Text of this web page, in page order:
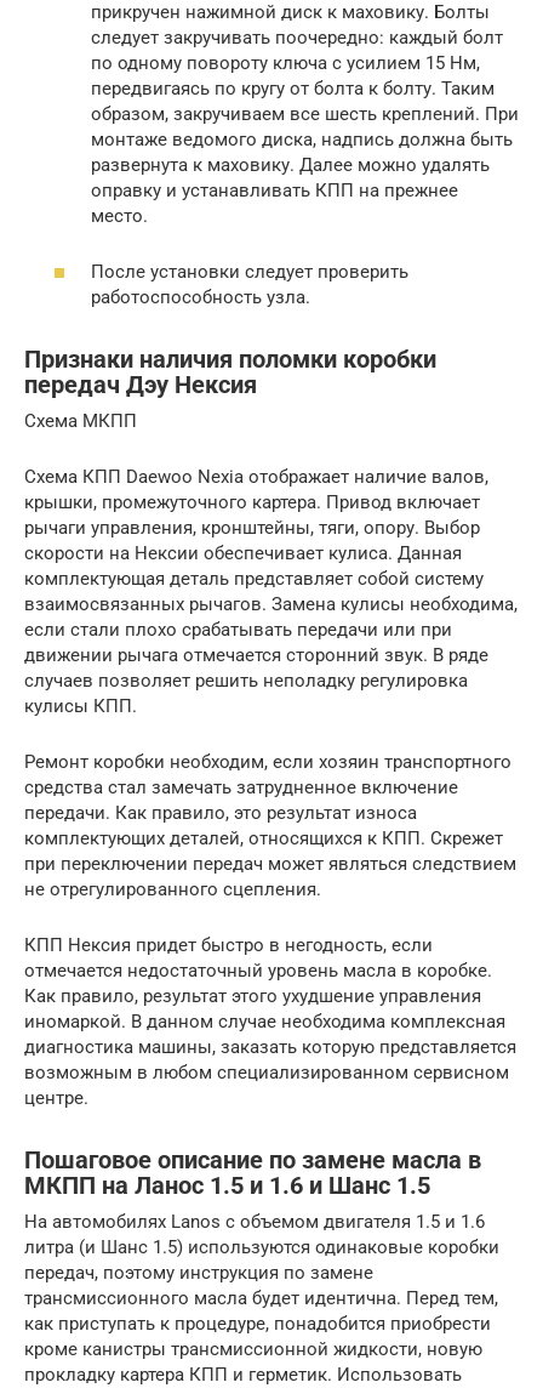
прикручен нажимной диск к маховику. Болты
следует закручивать поочередно: каждый болт
по одному повороту ключа с усилием 15 Нм,
передвигаясь по кругу от болта к болту. Таким
образом, закручиваем все шесть креплений. При
монтаже ведомого диска, надпись должна быть
развернута к маховику. Далее можно удалять
оправку и устанавливать КПП на прежнее
место.
После установки следует проверить
работоспособность узла.
Признаки наличия поломки коробки
передач Дэу Нексия
Схема МКПП
Схема КПП Daewoo Nexia отображает наличие валов,
крышки, промежуточного картера. Привод включает
рычаги управления, кронштейны, тяги, опору. Выбор
скорости на Нексии обеспечивает кулиса. Данная
комплектующая деталь представляет собой систему
взаимосвязанных рычагов. Замена кулисы необходима,
если стали плохо срабатывать передачи или при
движении рычага отмечается сторонний звук. В ряде
случаев позволяет решить неполадку регулировка
кулисы КПП.
Ремонт коробки необходим, если хозяин транспортного
средства стал замечать затрудненное включение
передачи. Как правило, это результат износа
комплектующих деталей, относящихся к КПП. Скрежет
при переключении передач может являться следствием
не отрегулированного сцепления.
КПП Нексия придет быстро в негодность, если
отмечается недостаточный уровень масла в коробке.
Как правило, результат этого ухудшение управления
иномаркой. В данном случае необходима комплексная
диагностика машины, заказать которую представляется
возможным в любом специализированном сервисном
центре.
Пошаговое описание по замене масла в
МКПП на Ланос 1.5 и 1.6 и Шанс 1.5
На автомобилях Lanos с объемом двигателя 1.5 и 1.6
литра (и Шанс 1.5) используются одинаковые коробки
передач, поэтому инструкция по замене
трансмиссионного масла будет идентична. Перед тем,
как приступать к процедуре, понадобится приобрести
кроме канистры трансмиссионной жидкости, новую
прокладку картера КПП и герметик. Использовать